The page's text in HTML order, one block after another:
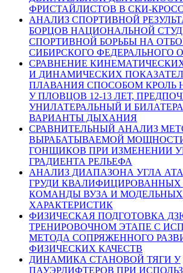
ФРИСТАЙЛИСТОВ В СКИ-
АНАЛИЗ СПОРТИВНОЙ
БОРЦОВ НАЦИОНАЛЬНОЙ
СПОРТИВНОЙ БОРЬБЫ НА
СИБИРСКОГО ФЕДЕРАЛЬНОГО
СРАВНЕНИЕ
И ДИНАМИЧЕСКИХ
ПЛАВАНИЯ СПОСОБОМ КРОЛЬ
У ПЛОВЦОВ 12-13 ЛЕТ,
УНИЛАТЕРАЛЬНЫЙ И
ВАРИАНТЫ ДЫХАНИЯ
СРАВНИТЕЛЬНЫЙ АНАЛИЗ
ВЫРАБАТЫВАЕМОЙ
ГОНЩИКОВ ПРИ ИЗМЕНЕНИИ
ГРАДИЕНТА РЕЛЬЕФА
АНАЛИЗ ДИАПАЗОНА УГЛА
ГРУДИ
КОМАНДЫ ВУЗА И МОДЕЛЬНЫХ
ХАРАКТЕРИСТИК
ФИЗИЧЕСКАЯ ПОДГОТОВКА
ТРЕНИРОВОЧНОМ ЭТАПЕ С
МЕТОДА СОПРЯЖЕННОГО
ФИЗИЧЕСКИХ КАЧЕСТВ
ДИНАМИКА СТАНОВОЙ ТЯГИ У
ПАУЭРЛИФТЕРОВ ПРИ